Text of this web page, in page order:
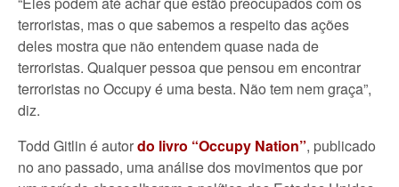
terroristas, mas o que sabemos a respeito das ações
deles mostra que não entendem quase nada de
terroristas. Qualquer pessoa que pensou em encontrar
terroristas no Occupy é uma besta. Não tem nem graça”,
diz.
Todd Gitlin é autordo livro “Occupy Nation”, publicado
no ano passado, uma análise dos movimentos que por